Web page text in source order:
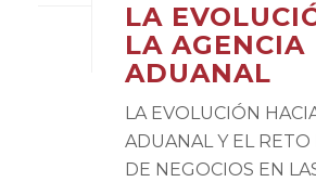
LA
LA AGENCIA
ADUANAL
LA EVOLUCIÓN
ADUANAL Y EL RETO
DE NEGOCIOS EN